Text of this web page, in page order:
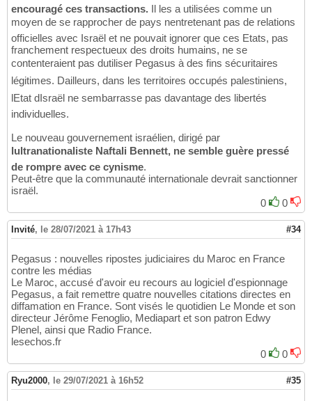
encouragé ces transactions. Il les a utilisées comme un
moyen de se rapprocher de pays nentretenant pas de relations
officielles avec Israël et ne pouvait ignorer que ces Etats, pas
franchement respectueux des droits humains, ne se
contenteraient pas dutiliser Pegasus à des fins sécuritaires
légitimes. Dailleurs, dans les territoires occupés palestiniens,
lEtat dIsraël ne sembarrasse pas davantage des libertés
individuelles.
Le nouveau gouvernement israélien, dirigé par
lultranationaliste Naftali Bennett, ne semble guère pressé
de rompre avec ce cynisme.
Peut-être que la communauté internationale devrait sanctionner
israël.
0
0
Invité, le 28/07/2021 à 17h43 #34
Pegasus : nouvelles ripostes judiciaires du Maroc en France
contre les médias
Le Maroc, accusé d'avoir eu recours au logiciel d'espionnage
Pegasus, a fait remettre quatre nouvelles citations directes en
diffamation en France. Sont visés le quotidien Le Monde et son
directeur Jérôme Fenoglio, Mediapart et son patron Edwy
Plenel, ainsi que Radio France.
lesechos.fr
0
0
Ryu2000, le 29/07/2021 à 16h52 #35